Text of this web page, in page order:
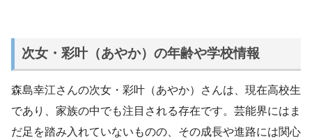
次女・彩叶（あやか）の年齢や学校情報
森島幸江さんの次女・彩叶（あやか）さんは、現在高校生
であり、家族の中でも注目される存在です。芸能界にはま
だ足を踏み入れていないものの、その成長や進路には関心